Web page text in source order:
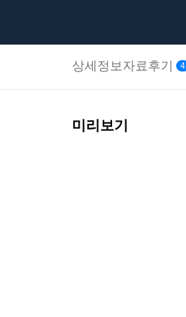
상세정보자료후기 4
미리보기